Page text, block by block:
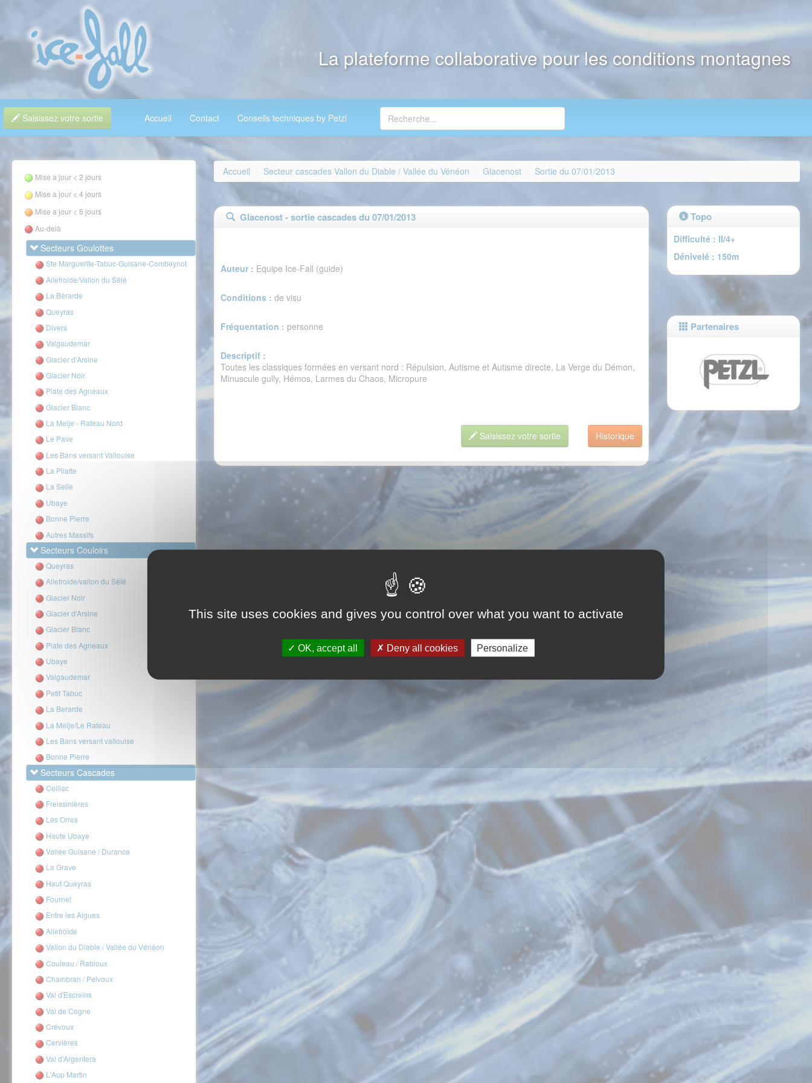
La plateforme collaborative pour les conditions montagnes
Saisissez votre sortie Accueil Contact Conseils techniques by Petzl
Mise a jour < 2 jours
Mise a jour < 4 jours
Mise a jour < 6 jours
Au-delà
Secteurs Goulottes
Ste Marguerite-Tabuc-Guisane-Combeynot
Ailefroide/Vallon du Sélé
La Bérarde
Queyras
Divers
Valgaudemar
Glacier d'Arsine
Glacier Noir
Plate des Agneaux
Glacier Blanc
La Meije - Rateau Nord
Le Pave
Les Bans versant Vallouise
La Pilatte
La Selle
Ubaye
Bonne Pierre
Autres Massifs
Secteurs Couloirs
Queyras
Ailefroide/vallon du Sélé
Glacier Noir
Glacier d'Arsine
Glacier Blanc
Plate des Agneaux
Ubaye
Valgaudemar
Petit Tabuc
La Berarde
La Meije/Le Rateau
Les Bans versant vallouise
Bonne Pierre
Secteurs Cascades
Ceillac
Freissinières
Les Orres
Haute Ubaye
Vallée Guisane / Durance
La Grave
Haut Queyras
Fournel
Entre les Aigues
Ailefroide
Vallon du Diable / Vallée du Vénéon
Couleau / Rabioux
Chambran / Pelvoux
Val d'Escreins
Val de Cogne
Crévoux
Cervières
Val d'Argentera
L'Aup Martin
Accueil Secteur cascades Vallon du Diable / Vallée du Vénéon Glacenost Sortie du 07/01/2013
Glacenost - sortie cascades du 07/01/2013
Auteur : Equipe Ice-Fall (guide)
Conditions : de visu
Fréquentation : personne
Descriptif :
Toutes les classiques formées en versant nord : Répulsion, Autisme et Autisme directe, La Verge du Démon,
Minuscule gully, Hémos, Larmes du Chaos, Micropure
Saisissez votre sortie Historique
Topo
Difficulté : II/4+
Dénivelé : 150m
Partenaires
This site uses cookies and gives you control over what you want to activate
OK, accept all Deny all cookies Personalize